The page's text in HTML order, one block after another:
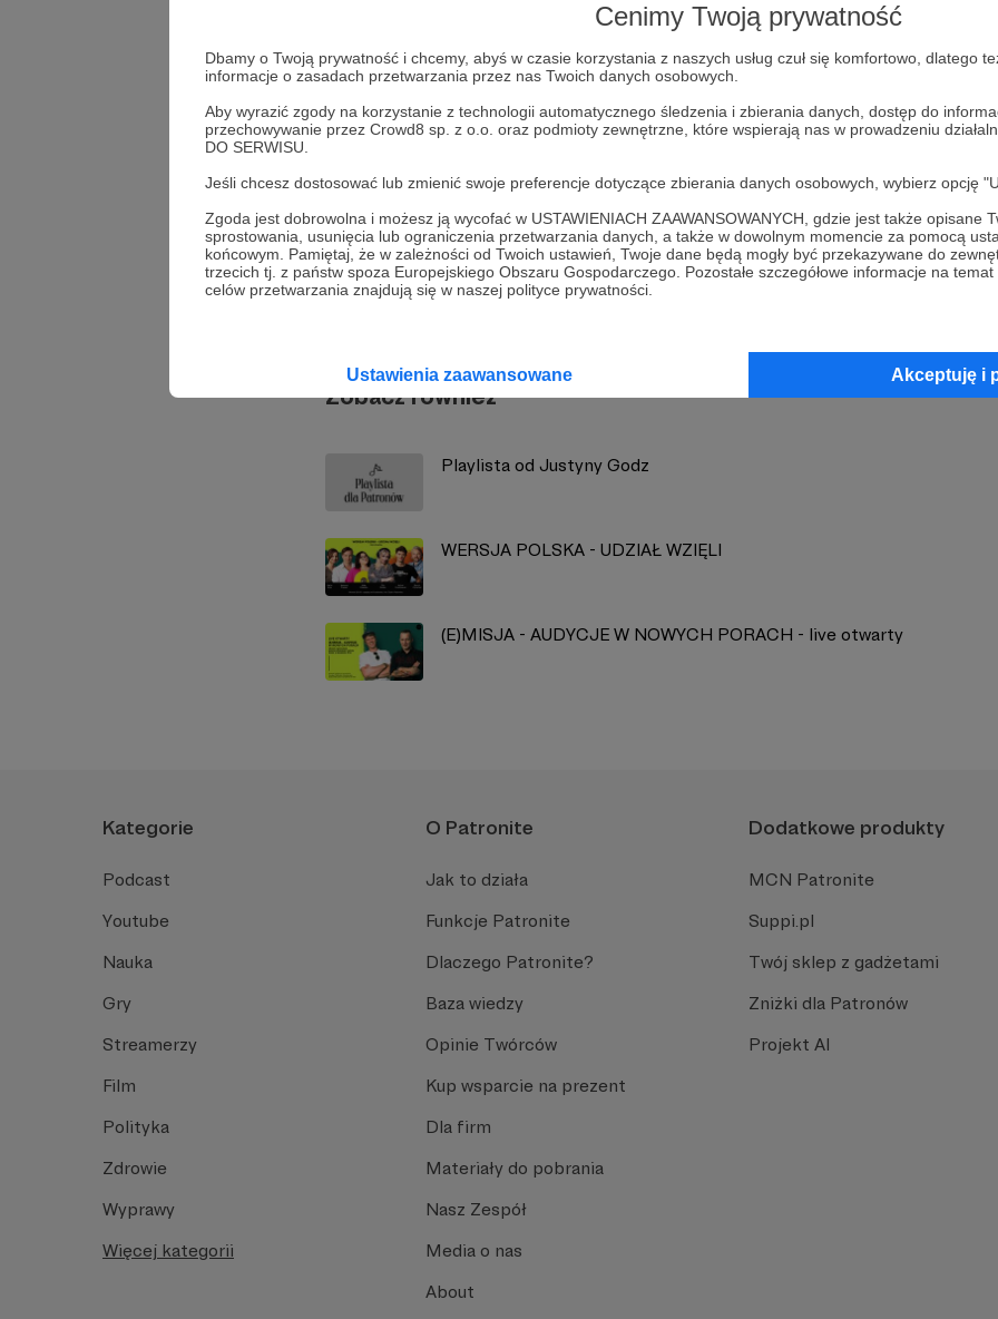
Cenimy Twoją prywatność
Dbamy o Twoją prywatność i chcemy, abyś w czasie korzystania z naszych usług czuł się komfortowo, dlatego
informacje o zasadach przetwarzania przez nas Twoich danych osobowych.
Aby wyrazić zgody na korzystanie z technologii automatycznego śledzenia i zbierania danych, dostęp do
przechowywanie przez Crowd8 sp. z o.o. oraz podmioty zewnętrzne, które wspierają nas w prowadzeniu
DO SERWISU.
Jeśli chcesz dostosować lub zmienić swoje preferencje dotyczące zbierania danych osobowych, wybierz opcję
Zgoda jest dobrowolna i możesz ją wycofać w USTAWIENIACH ZAAWANSOWANYCH, gdzie jest także opisane
sprostowania, usunięcia lub ograniczenia przetwarzania danych, a także w dowolnym momencie za pomocą
końcowym. Pamiętaj, że w zależności od Twoich ustawień, Twoje dane będą mogły być przekazywane do
trzecich tj. z państw spoza Europejskiego Obszaru Gospodarczego. Pozostałe szczegółowe informacje na
celów przetwarzania znajdują się w naszej polityce prywatności.
Ustawienia zaawansowane Akceptuję i
Plac na rozdrożu plan tygodniowy
Udostępnij
Radio 357
Zobacz również
Playlista od Justyny Godz
WERSJA POLSKA - UDZIAŁ WZIĘLI
(E)MISJA - AUDYCJE W NOWYCH PORACH - live otwarty
Kategorie
Podcast
Youtube
Nauka
Gry
Streamerzy
Film
Polityka
Zdrowie
Wyprawy
Więcej kategorii
O Patronite
Jak to działa
Funkcje Patronite
Dlaczego Patronite?
Baza wiedzy
Opinie Twórców
Kup wsparcie na prezent
Dla firm
Materiały do pobrania
Nasz Zespół
Media o nas
About
Dodatkowe produkty
MCN Patronite
Suppi.pl
Twój sklep z gadżetami
Zniżki dla Patronów
Projekt AI